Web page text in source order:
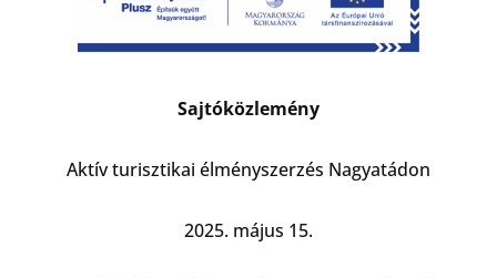
Sajtóközlemény
Aktív turisztikai élményszerzés Nagyatádon
2025. május 15.